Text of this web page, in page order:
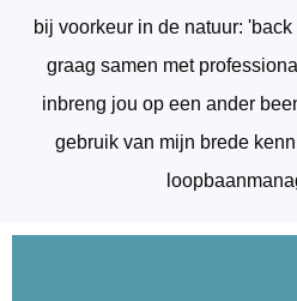
bij voorkeur in de natuur:
graag samen met
inbreng jou op een ander
gebruik van mijn brede